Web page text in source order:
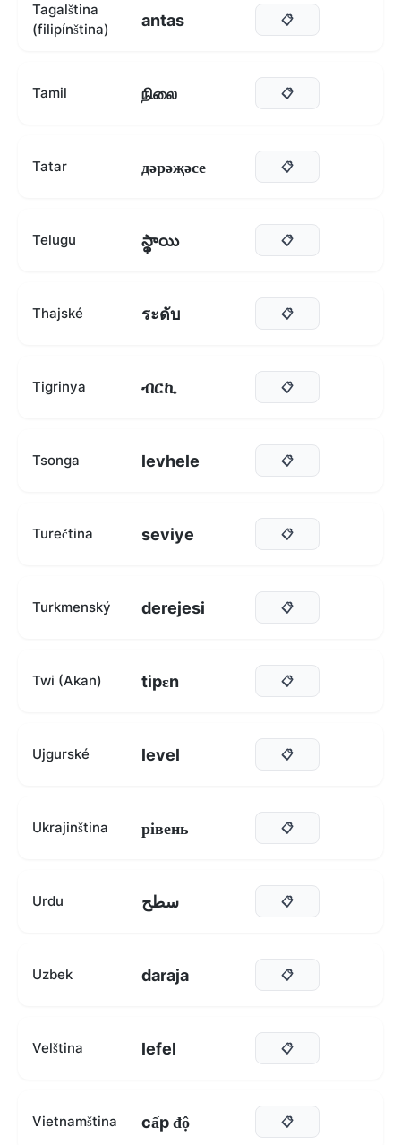
Tagalština
(filipínština)
antas 📋
Tamil நிலை 📋
Tatar дәрәҗәсе 📋
Telugu స్థాయి 📋
Thajské ระดับ 📋
Tigrinya ብርኪ 📋
Tsonga levhele 📋
Turečtina seviye 📋
Turkmenský derejesi 📋
Twi (Akan) tipɛn 📋
Ujgurské level 📋
Ukrajinština рівень 📋
Urdu سطح 📋
Uzbek daraja 📋
Velština lefel 📋
Vietnamština cấp độ 📋